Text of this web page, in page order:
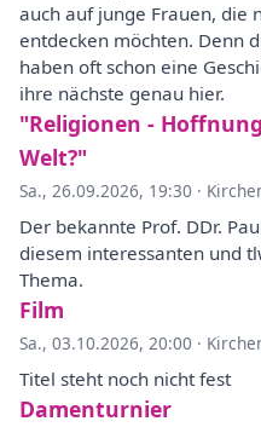
auch auf junge Frauen, die
entdecken möchten. Denn
haben oft schon eine
ihre nächste genau hier.
"Religionen -
Welt?"
Sa., 26.09.2026, 19:30 ·
Der bekannte Prof. DDr.
diesem interessanten und
Thema.
Film
Sa., 03.10.2026, 20:00 ·
Titel steht noch nicht fest
Damenturnier